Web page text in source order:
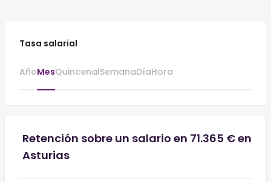
Tasa salarial
AñoMesQuincenalSemanaDíaHora
Retención sobre un salario en 71.365 € en
Asturias